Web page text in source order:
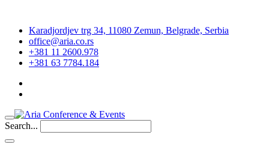
Karadjordjev trg 34, 11080 Zemun, Belgrade, Serbia
office@aria.co.rs
+381 11 2600.978
+381 63 7784.184
Search...